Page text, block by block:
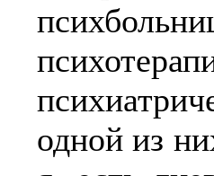
одной из